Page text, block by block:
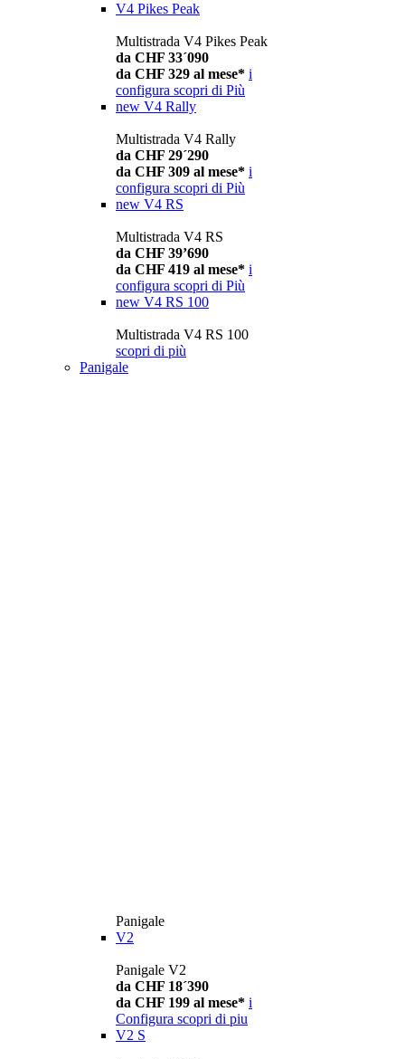
V4 Pikes Peak
Multistrada V4 Pikes Peak
da CHF 33´090
da CHF 329 al mese* i
configura scopri di Più
new V4 Rally
Multistrada V4 Rally
da CHF 29´290
da CHF 309 al mese* i
configura scopri di Più
new V4 RS
Multistrada V4 RS
da CHF 39’690
da CHF 419 al mese* i
configura scopri di Più
new V4 RS 100
Multistrada V4 RS 100
scopri di più
Panigale
Panigale
V2
Panigale V2
da CHF 18´390
da CHF 199 al mese* i
Configura scopri di piu
V2 S